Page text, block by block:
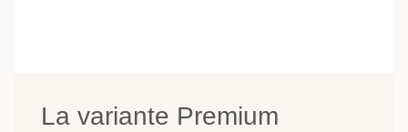
La variante Premium